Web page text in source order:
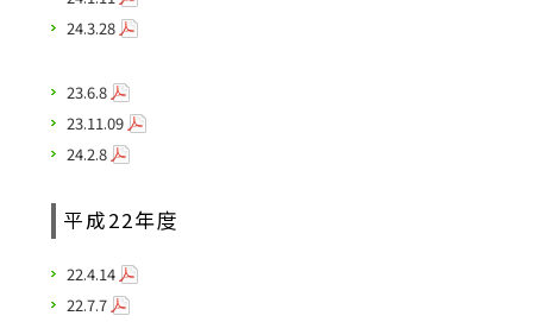
24.3.28
23.6.8
23.11.09
24.2.8
平成22年度
22.4.14
22.7.7